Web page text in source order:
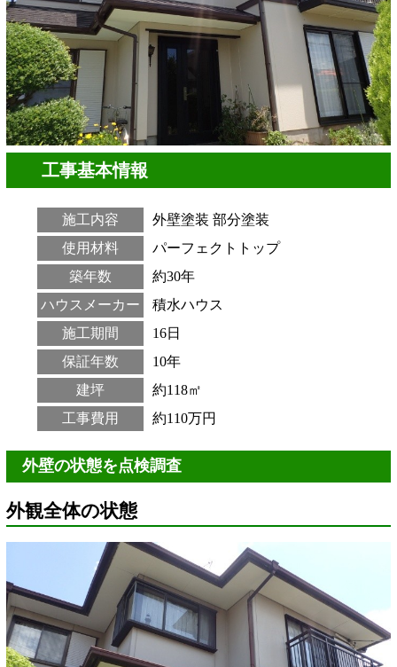
工事基本情報
施工内容 外壁塗装 部分塗装
使用材料
パーフェクトトップ
築年数
約30年
ハウスメーカー
積水ハウス
施工期間
16日
保証年数
10年
建坪
約118㎡
工事費用
約110万円
外壁の状態を点検調査
外観全体の状態